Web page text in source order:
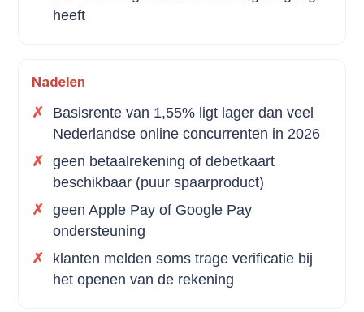
heeft
Nadelen
Basisrente van 1,55% ligt lager dan veel
Nederlandse online concurrenten in 2026
geen betaalrekening of debetkaart
beschikbaar (puur spaarproduct)
geen Apple Pay of Google Pay
ondersteuning
klanten melden soms trage verificatie bij
het openen van de rekening